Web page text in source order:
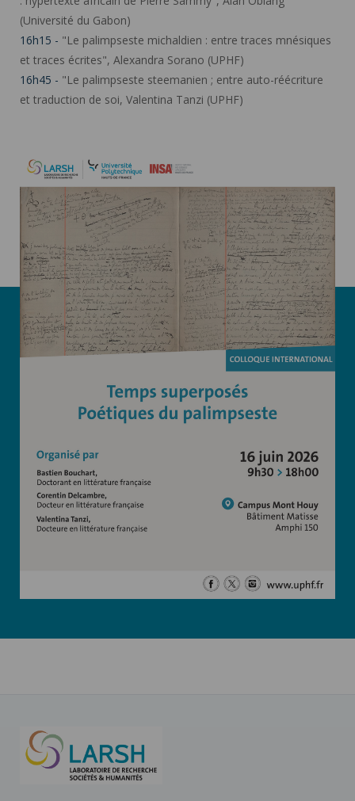
(Université du Gabon)
16h15 - "Le palimpseste michaldien : entre traces mnésiques
et traces écrites", Alexandra Sorano (UPHF)
16h45 - "Le palimpseste steemanien ; entre auto-réécriture
et traduction de soi, Valentina Tanzi (UPHF)